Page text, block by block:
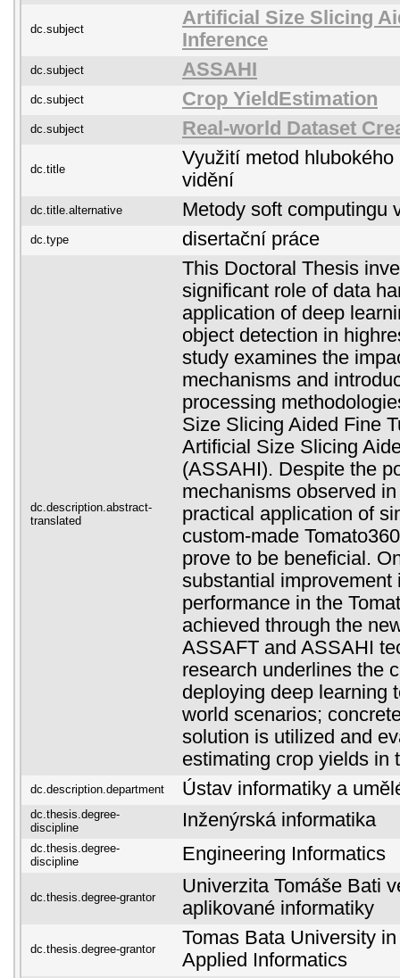
dc.subject
Artificial Size Slicing
Inference
dc.subject ASSAHI
dc.subject Crop YieldEstimation
dc.subject Real-world Dataset
dc.title
Využití metod
vidění
dc.title.alternative Metody soft computingu
dc.type disertační práce
dc.description.abstract-
translated
This Doctoral Thesis
significant role of data
application of deep
object detection in
study examines the
mechanisms and
processing
Size Slicing Aided Fine
Artificial Size Slicing
(ASSAHI). Despite the
mechanisms observed
practical application of
custom-made
prove to be beneficial.
substantial improvement
performance in the
achieved through the
ASSAFT and ASSAHI
research underlines the
deploying deep learning
world scenarios;
solution is utilized and
estimating crop yields in
dc.description.department Ústav informatiky a
dc.thesis.degree-
discipline
Inženýrská informatika
dc.thesis.degree-
discipline
Engineering Informatics
dc.thesis.degree-grantor
Univerzita Tomáše Bati
aplikované informatiky
dc.thesis.degree-grantor
Tomas Bata University
Applied Informatics